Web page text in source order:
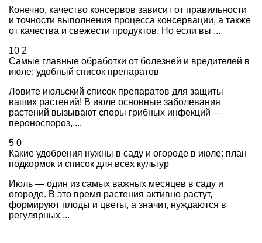
Конечно, качество консервов зависит от правильности
и точности выполнения процесса консервации, а также
от качества и свежести продуктов. Но если вы ...
10 2
Самые главные обработки от болезней и вредителей в
июле: удобный список препаратов
Ловите июльский список препаратов для защиты
ваших растений! В июле основные заболевания
растений вызывают споры грибных инфекций —
пероноспороз, ...
5 0
Какие удобрения нужны в саду и огороде в июле: план
подкормок и список для всех культур
Июль — один из самых важных месяцев в саду и
огороде. В это время растения активно растут,
формируют плоды и цветы, а значит, нуждаются в
регулярных ...